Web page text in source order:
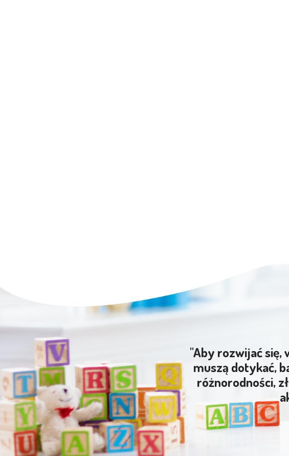
"Aby rozwijać się,
muszą dotykać,
różnorodności,